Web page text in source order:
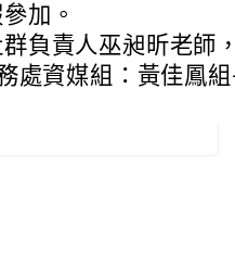
加。
負責人巫昶昕老師
處資媒組：黃佳鳳